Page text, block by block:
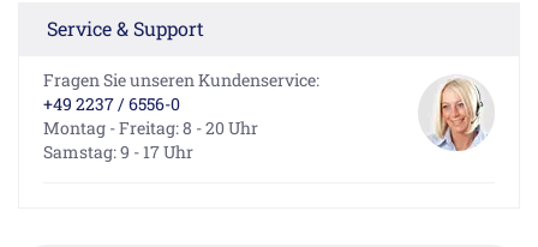
Service & Support
Fragen Sie unseren Kundenservice:
+49 2237 / 6556-0
Montag - Freitag: 8 - 20 Uhr
Samstag: 9 - 17 Uhr